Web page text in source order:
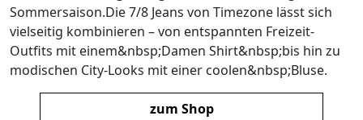
Sommersaison.Die 7/8 Jeans von Timezone lässt sich
vielseitig kombinieren – von entspannten Freizeit-
Outfits mit einem&nbsp;Damen Shirt&nbsp;bis hin zu
modischen City-Looks mit einer coolen&nbsp;Bluse.
zum Shop